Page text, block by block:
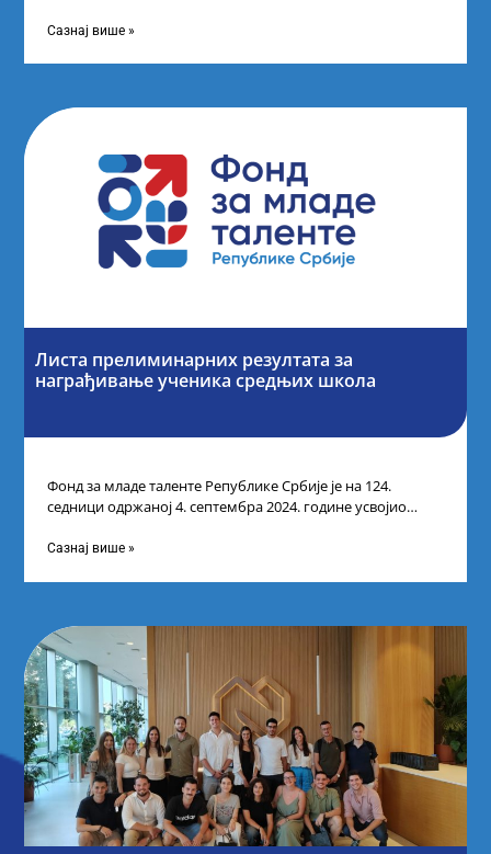
Сазнај више »
Листа прелиминарних резултата за
награђивање ученика средњих школа
Фонд за младе таленте Републике Србије је на 124.
седници одржаној 4. септембра 2024. године усвојио
Сазнај више »